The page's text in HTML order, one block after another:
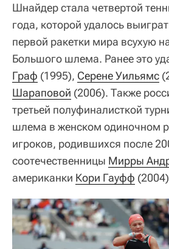
Шнайдер стала четвертой
года, которой удалось
первой ракетки мира всухую
Большого шлема. Ранее это
Граф (1995), Серене Уильямс
Шараповой (2006). Также
третьей полуфиналисткой
шлема в женском одиночном
игроков, родившихся после
соотечественницы Мирры
американки Кори Гауфф